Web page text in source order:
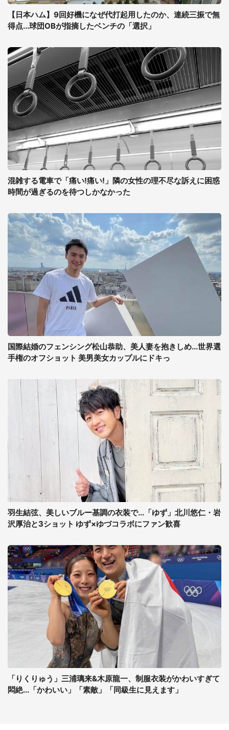
【日本ハム】9回好機になぜ代打起用したのか、連続三振で無
得点...球団OBが指摘したベンチの「選択」
混雑する電車で「痛い!痛い!」隣の女性の理不尽な訴えに困惑
時間が過ぎるのを待つしかなかった
国際結婚のフェンシング松山恭助、美人妻を抱きしめ...世界選
手権のオフショット 美男美女カップルにドキっ
羽生結弦、美しいブルー基調の衣装で...「ゆず」北川悠仁・岩
沢厚治と3ショット ゆず×ゆづコラボにファン歓喜
「りくりゅう」三浦璃来&木原龍一、制服衣装がかわいすぎて
悶絶...「かわいい」「素敵」「同級生に見えます」